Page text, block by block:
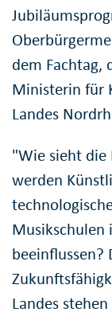
dem Fachtag,
Ministerin für
Landes
"Wie sieht die
werden
Musikschulen
beeinflussen?
Landes